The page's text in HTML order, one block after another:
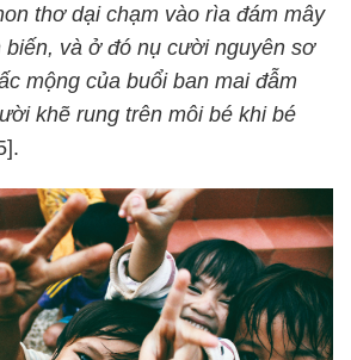
thơ dại chạm vào rìa đám mây
biến, và ở đó nụ cười nguyên sơ
mộng của buổi ban mai đẫm
khẽ rung trên môi bé khi bé